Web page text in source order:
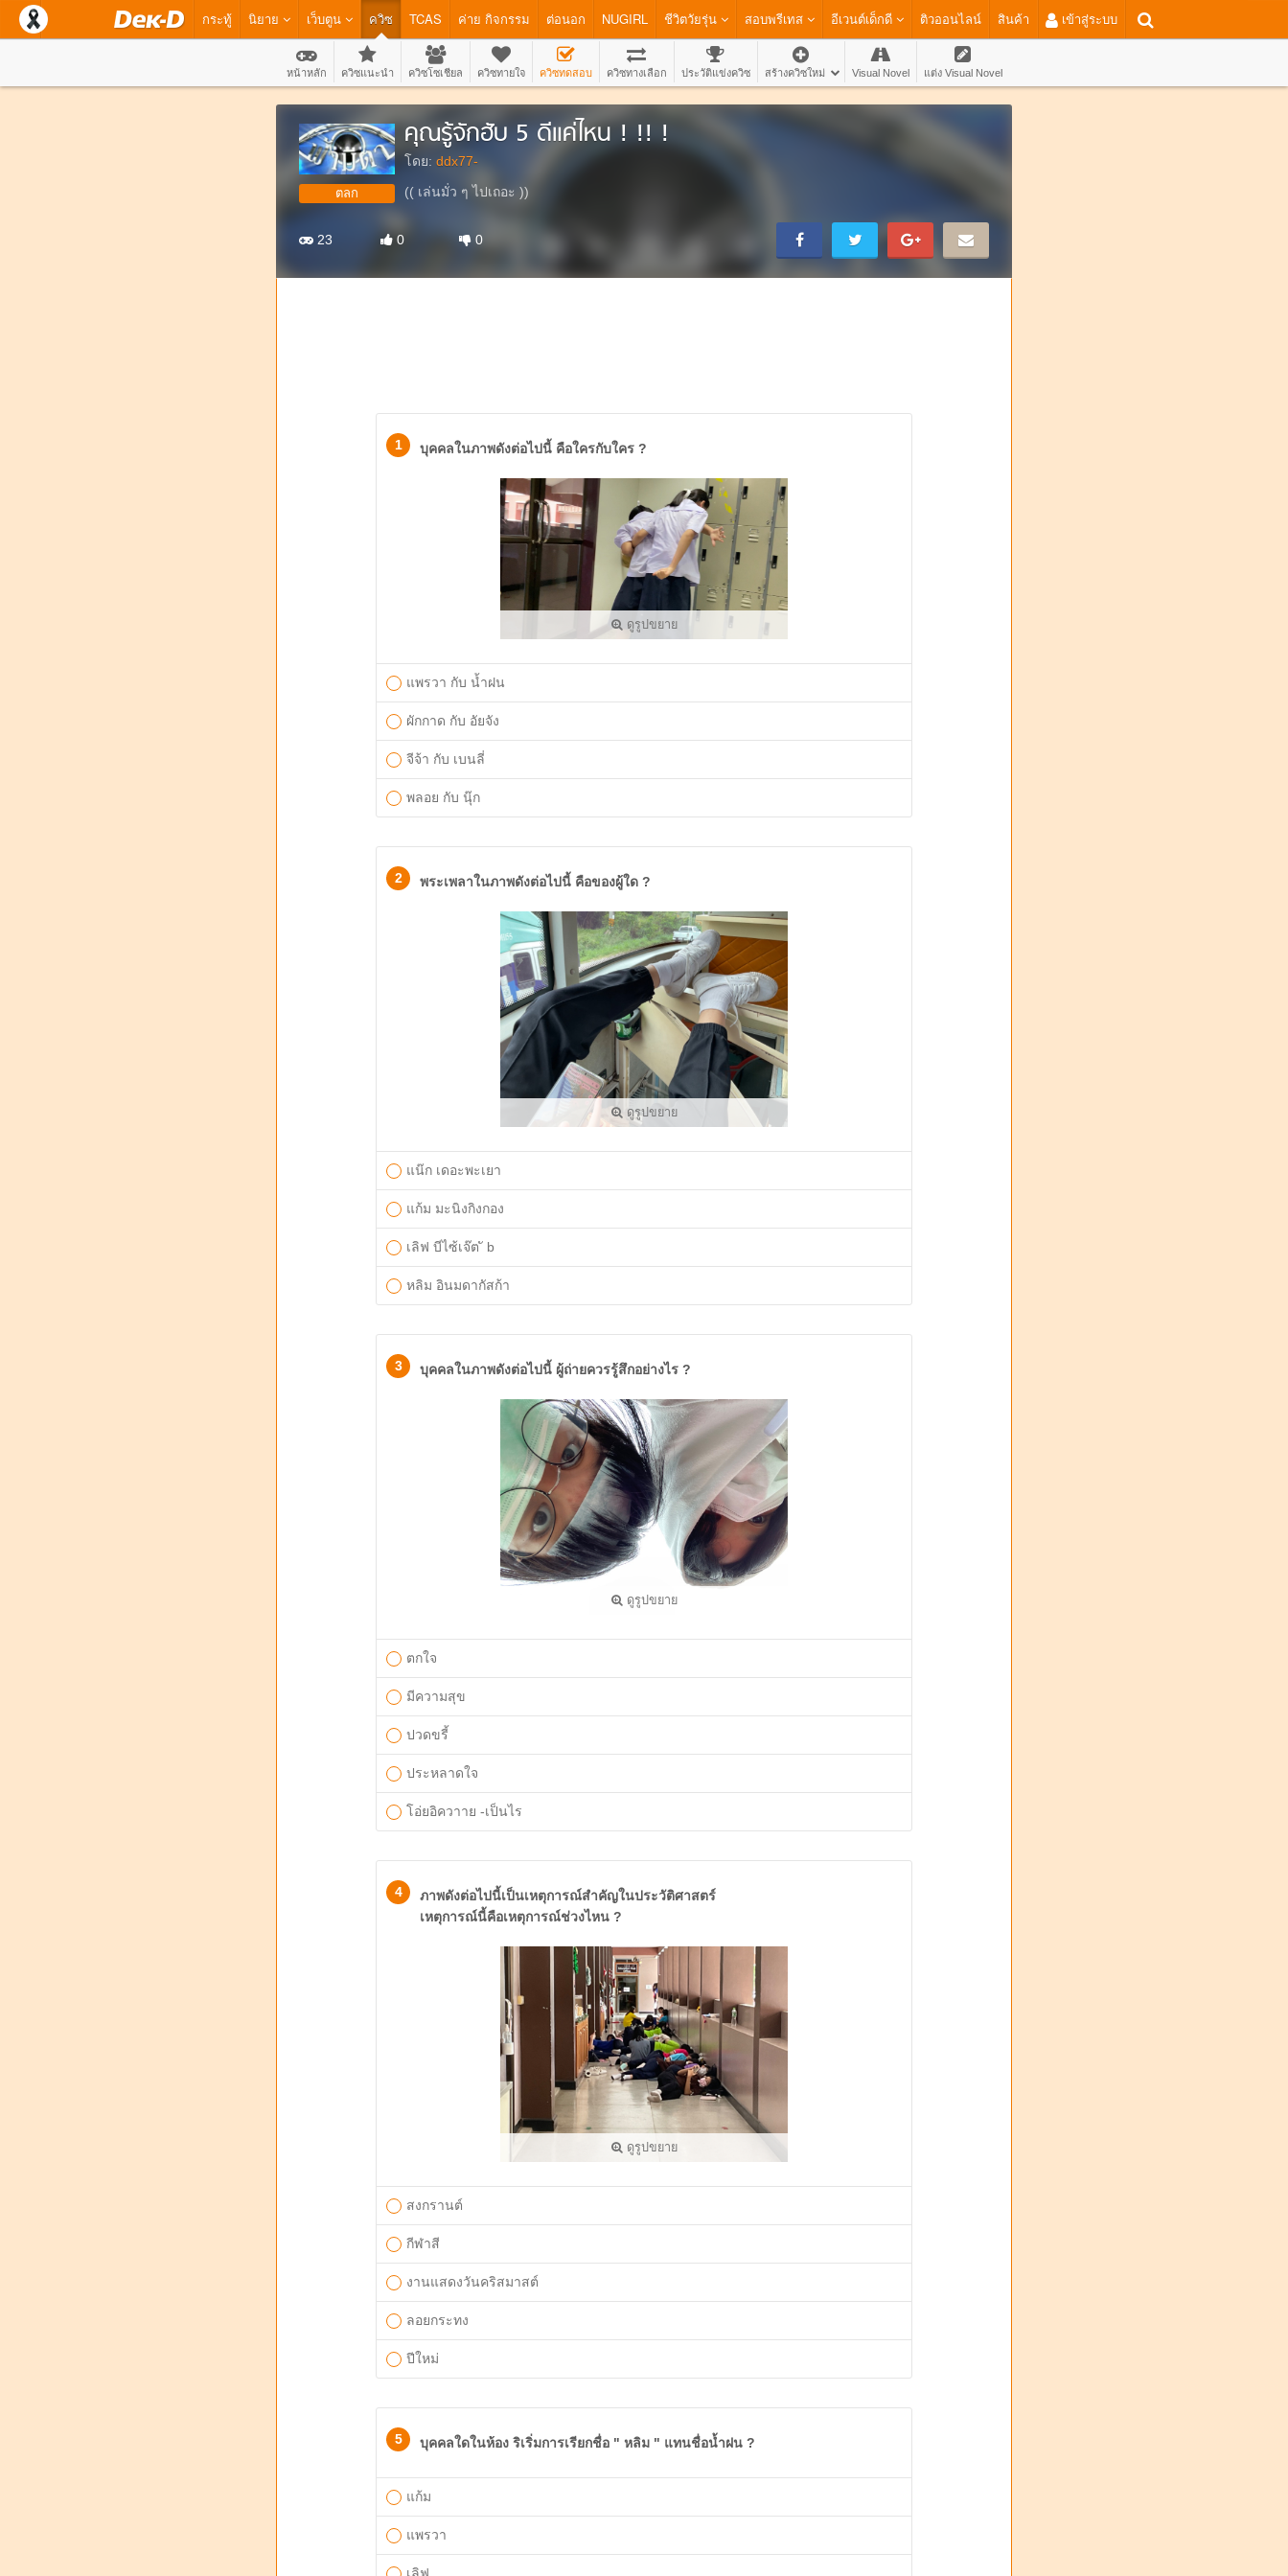
กระทู้ นิยาย เว็บตูน ควิซ TCAS ค่าย กิจกรรม ต่อนอก NUGIRL ชีวิตวัยรุ่น สอบพรีเทส อีเวนต์เด็กดี ติวออนไลน์ สินค้า เข้าสู่ระบบ
หน้าหลัก ควิซแนะนำ ควิซโซเชียล ควิซทายใจ ควิซทดสอบ ควิซทางเลือก ประวัติแข่งควิซ สร้างควิซใหม่ Visual Novel แต่ง Visual Novel
ตลก
คุณรู้จักฮับ 5 ดีแค่ไหน ! !! !
โดย: ddx77-
(( เล่นมั่ว ๆ ไปเถอะ ))
23 0 0
1 บุคคลในภาพดังต่อไปนี้ คือใครกับใคร ?
ดูรูปขยาย
แพรวา กับ น้ำฝน
ผักกาด กับ อัยจัง
จีจ้า กับ เบนลี่
พลอย กับ นุ๊ก
2 พระเพลาในภาพดังต่อไปนี้ คือของผู้ใด ?
ดูรูปขยาย
แน๊ก เดอะพะเยา
แก้ม มะนิงกิงกอง
เลิฟ บีไซ้เจ๊ต ั b
หลิม อินมดากัสก้า
3 บุคคลในภาพดังต่อไปนี้ ผู้ถ่ายควรรู้สึกอย่างไร ?
ดูรูปขยาย
ตกใจ
มีความสุข
ปวดขรี้
ประหลาดใจ
โอ่ยอิควาาย -เป็นไร
4
ภาพดังต่อไปนี้เป็นเหตุการณ์สำคัญในประวัติศาสตร์
เหตุการณ์นี้คือเหตุการณ์ช่วงไหน ?
ดูรูปขยาย
สงกรานต์
กีฬาสี
งานแสดงวันคริสมาสต์
ลอยกระทง
ปีใหม่
5 บุคคลใดในห้อง ริเริ่มการเรียกชื่อ " หลิม " แทนชื่อน้ำฝน ?
แก้ม
แพรวา
เลิฟ